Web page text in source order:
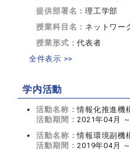
提供部署名：理工学部
授業科目名： ネットワー
授業形式：代表者
全件表示 >>
学内活動
活動名称：情報化推進機
活動期間： 2021年04月
活動名称：情報環境副機
活動期間： 2019年04月